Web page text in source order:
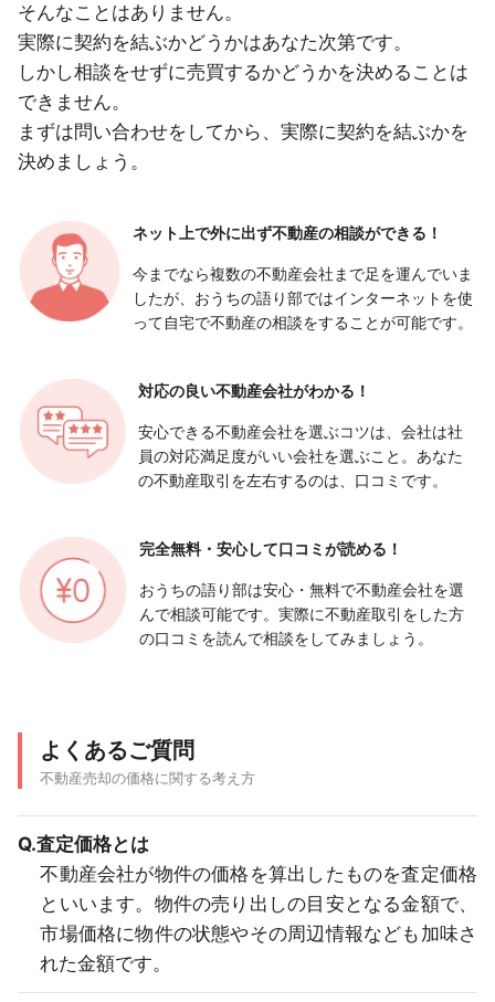
そんなことはありません。
実際に契約を結ぶかどうかはあなた次第です。
しかし相談をせずに売買するかどうかを決めることは
できません。
まずは問い合わせをしてから、実際に契約を結ぶかを
決めましょう。
ネット上で外に出ず不動産の相談ができる！
今までなら複数の不動産会社まで足を運んでいま
したが、おうちの語り部ではインターネットを使
って自宅で不動産の相談をすることが可能です。
対応の良い不動産会社がわかる！
安心できる不動産会社を選ぶコツは、会社は社
員の対応満足度がいい会社を選ぶこと。あなた
の不動産取引を左右するのは、口コミです。
完全無料・安心して口コミが読める！
おうちの語り部は安心・無料で不動産会社を選
んで相談可能です。実際に不動産取引をした方
の口コミを読んで相談をしてみましょう。
よくあるご質問
不動産売却の価格に関する考え方
Q.査定価格とは
不動産会社が物件の価格を算出したものを査定価格
といいます。物件の売り出しの目安となる金額で、
市場価格に物件の状態やその周辺情報なども加味さ
れた金額です。